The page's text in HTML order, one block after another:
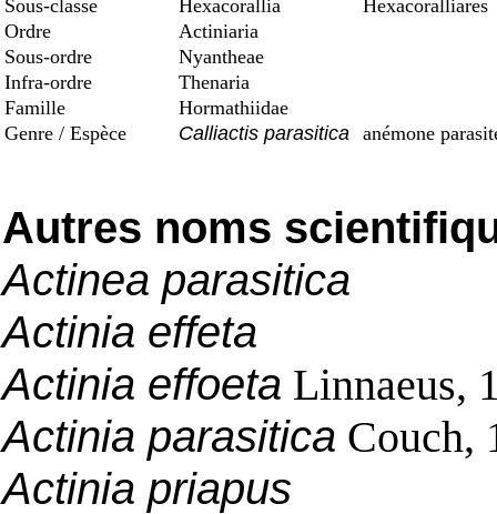
Sous-classe Hexacorallia
Hexacoralliares
Ordre
Actiniaria
Sous-ordre
Nyantheae
Infra-ordre
Thenaria
Famille
Hormathiidae
Genre / Espèce
Calliactis parasitica anémone
Autres noms
Actinea parasitica
Actinia effeta
Actinia effoeta Linnaeus,
Actinia parasitica Couch,
Actinia priapus